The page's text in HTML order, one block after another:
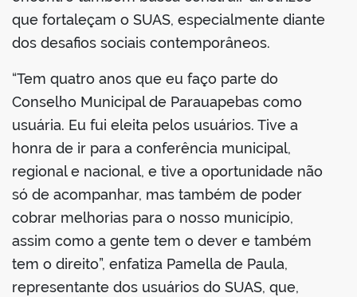
que fortaleçam o SUAS, especialmente diante
dos desafios sociais contemporâneos.
“Tem quatro anos que eu faço parte do
Conselho Municipal de Parauapebas como
usuária. Eu fui eleita pelos usuários. Tive a
honra de ir para a conferência municipal,
regional e nacional, e tive a oportunidade não
só de acompanhar, mas também de poder
cobrar melhorias para o nosso município,
assim como a gente tem o dever e também
tem o direito”, enfatiza Pamella de Paula,
representante dos usuários do SUAS, que,